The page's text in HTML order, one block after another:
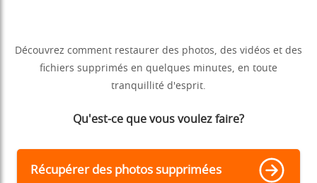
Découvrez comment restaurer des photos, des vidéos et des
fichiers supprimés en quelques minutes, en toute
tranquillité d'esprit.
Qu'est-ce que vous voulez faire?
Récupérer des photos supprimées